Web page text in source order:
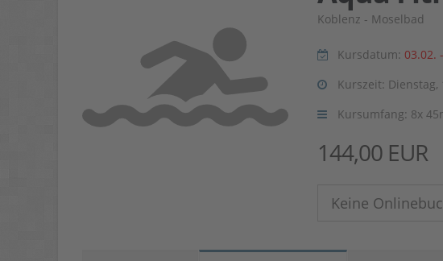
Koblenz - Moselbad
Kursdatum: 03.02.
Kurszeit: Dienstag,
Kursumfang: 8x
144,00 EUR
Keine